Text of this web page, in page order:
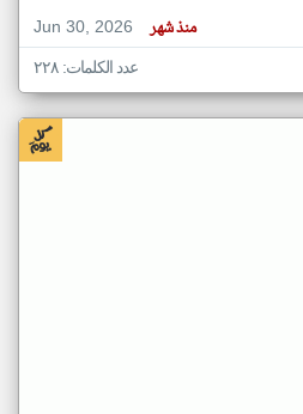
Jun 30, 2026
منذ شهر
عدد الكلمات: ٢٢٨